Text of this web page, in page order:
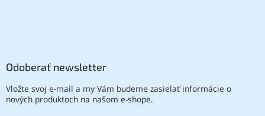
Odoberať newsletter
Vložte svoj e-mail a my Vám budeme zasielať informácie o
nových produktoch na našom e-shope.